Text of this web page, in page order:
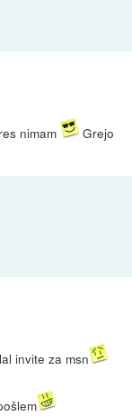
nimam
Grejo
invite za msn